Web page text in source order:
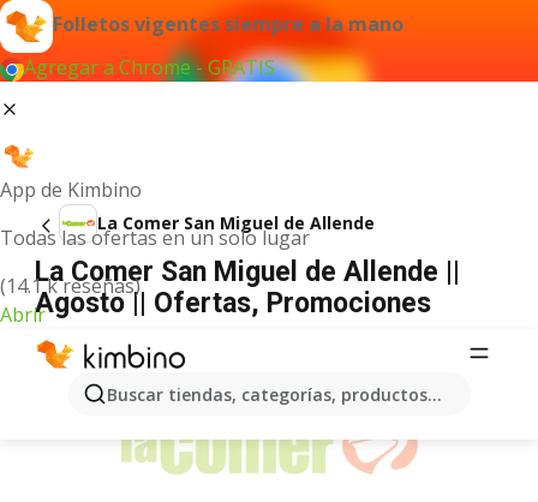
Folletos vigentes siempre a la mano
Agregar a Chrome - GRATIS
App de Kimbino
Todas las ofertas en un solo lugar
(14.1 k reseñas)
Abrir
Buscar tiendas, categorías, productos...
La Comer San Miguel de Allende
La Comer San Miguel de Allende ||
Agosto || Ofertas, Promociones